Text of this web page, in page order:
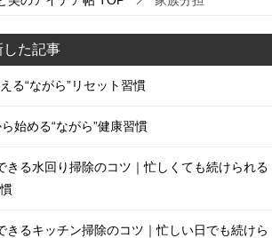
した記事
る“ながら”リセット習慣
始める“ながら”健康習慣
きる水回り掃除のコツ｜忙しくても続けられる
きるキッチン掃除のコツ｜忙しい日でも続けら